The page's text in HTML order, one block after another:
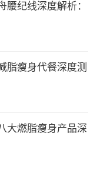
纪线深度解析：
脂瘦身代餐深度测
大燃脂瘦身产品深